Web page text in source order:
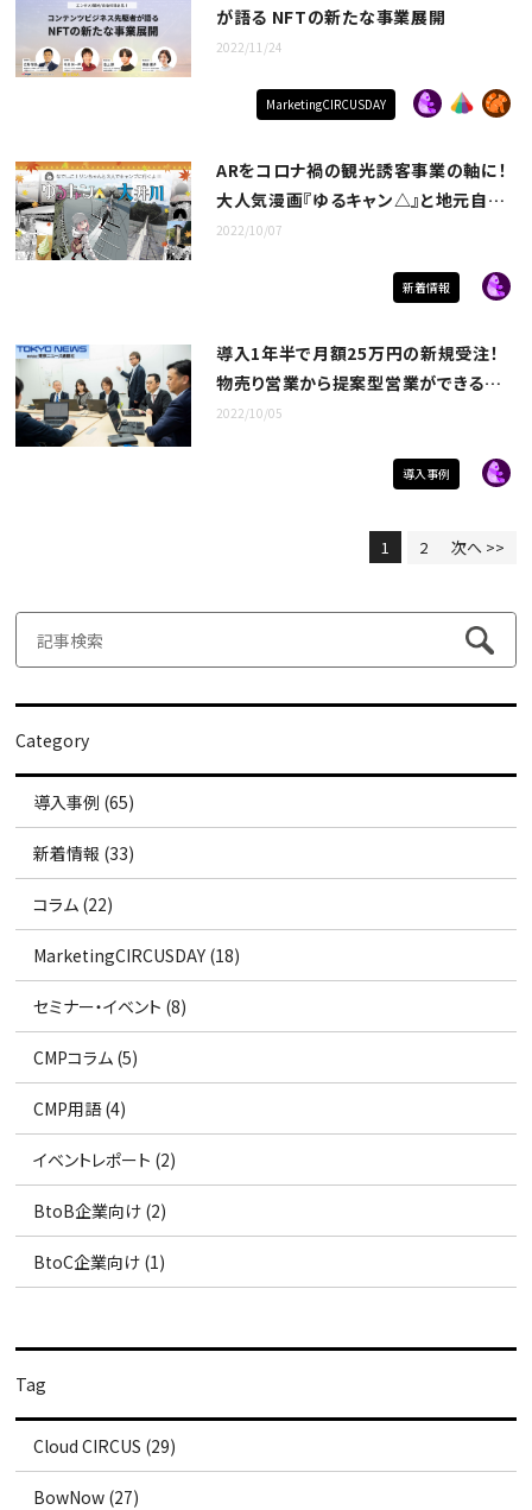
が語る NFTの新たな事業展開
2022/11/24
MarketingCIRCUSDAY
ARをコロナ禍の観光誘客事業の軸に！
大人気漫画『ゆるキャン△』と地元自治
体がコラボしたイベントに クラウドサ
『ゆるキャン△』のキャラクターが静岡
2022/10/07
新着情報
導入1年半で月額25万円の新規受注！
物売り営業から提案型営業ができるま
での軌跡/株式会社東京ニュース通信社
2022/10/05
導入事例
1 2 次へ >>
Category
導入事例 (65)
新着情報 (33)
コラム (22)
MarketingCIRCUSDAY (18)
セミナー・イベント (8)
CMPコラム (5)
CMP用語 (4)
イベントレポート (2)
BtoB企業向け (2)
BtoC企業向け (1)
Tag
Cloud CIRCUS (29)
BowNow (27)